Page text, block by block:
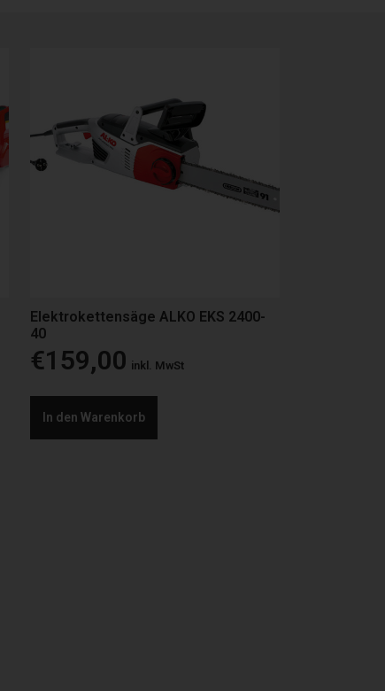
Elektrokettensäge ALKO EKS 2400-
40
€159,00 inkl. MwSt
In den Warenkorb